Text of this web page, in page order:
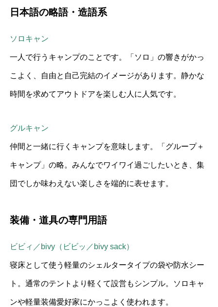
日本語の略語・造語系
ソロキャン
一人で行うキャンプのことです。「ソロ」の響きがかっ
こよく、自由と自己完結のイメージがあります。静かな
時間を求めてアウトドアを楽しむ人に人気です。
グルキャン
仲間と一緒に行くキャンプを意味します。「グループ＋
キャンプ」の略。みんなでワイワイ過ごしたいとき、集
団でしか味わえない楽しさを端的に表せます。
装備・道具の専門用語
ビビィ／bivy（ビビッ／bivy sack）
寝床として使う軽量のシェルタータイプの袋や防水シー
ト。通常のテントより軽くて設営もシンプル。ソロキャ
ンや軽量装備愛好家にかっこよく使われます。